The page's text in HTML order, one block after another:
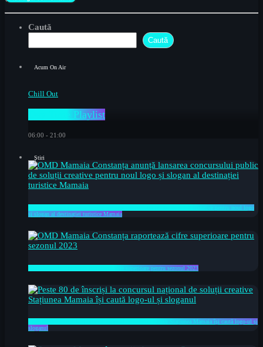
Caută
Caută
Acum On Air
Chill Out
Day Time Playlist
06:00 - 21:00
Știri
OMD Mamaia Constanța anunță lansarea concursului public de soluții creative pentru noul logo
și slogan al destinației turistice Mamaia
OMD Mamaia Constanța raportează cifre superioare pentru sezonul 2023
Peste 80 de înscriși la concursul național de soluții creative Stațiunea Mamaia își caută logo-ul și
sloganul